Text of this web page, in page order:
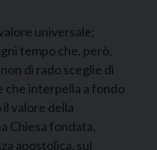
universale;
tempo che, però,
di rado sceglie di
che interpella a fondo
valore della
Chiesa fondata,
apostolica, sul